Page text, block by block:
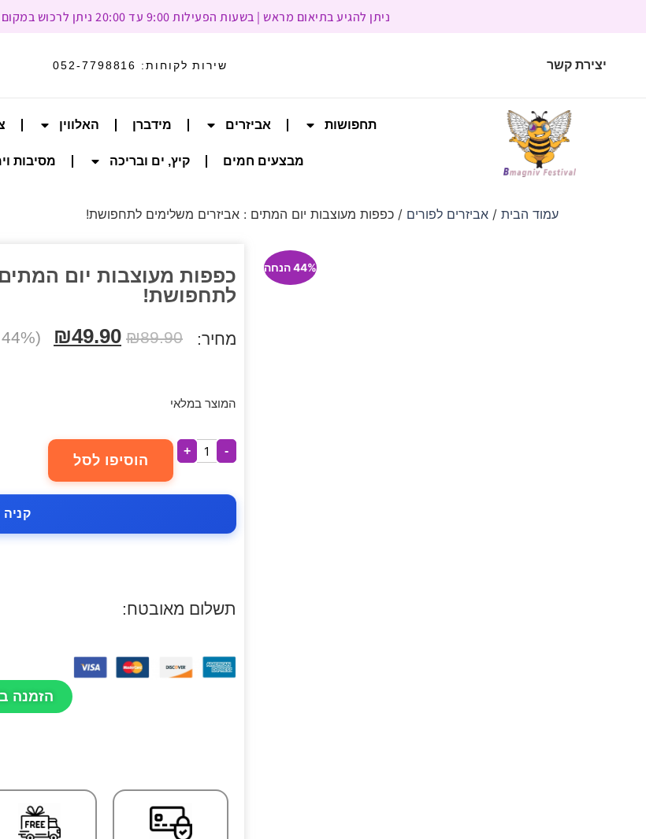
ניתן להגיע בתיאום מראש | בשעות הפעילות 9:00 עד 20:00 ניתן לרכוש במקום , מרחוב ז’בוטינסקי 93, רמת גן
יצירת קשר שירות לקוחות: 052-7798816
תחפושות אביזרים מידברן האלווין
מבצעים חמים קיץ, ים ובריכה מסיבות
עמוד הבית/ אביזרים לפורים / כפפות מעוצבות יום המתים : אביזרים משלימים לתחפושת!
44% הנחה
כפפות מעוצבות יום
לתחפושת!
מחיר: ₪89.90
₪49.90 (44% הנחה)
המוצר במלאי
-
+
הוסיפו לסל
תשלום מאובטח:
הזמנה